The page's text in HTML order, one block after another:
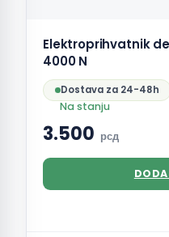
Elektroprihvatnik
4000 N
Dostava za 24-48h
Na stanju
3.500 рсд